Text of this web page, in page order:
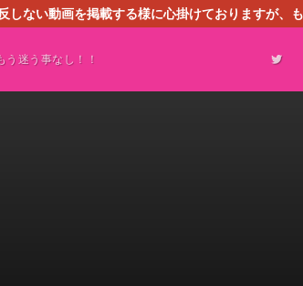
ない動画を掲載する様に心掛けておりますが、
迷う事なし！！